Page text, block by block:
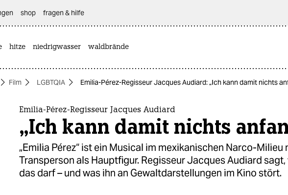
shop fragen & hilfe
hitze niedrigwasser waldbrände
Film LGBTQIA Emilia-Pérez-Regisseur Jacques Audiard: „Ich kann damit nichts
Emilia-Pérez-Regisseur Jacques Audiard
„Ich kann damit nichts
„Emilia Pérez“ ist ein Musical im mexikanischen Narco-Milieu
Transperson als Hauptfigur. Regisseur Jacques Audiard
das darf – und was ihn an Gewaltdarstellungen im Kino stört.